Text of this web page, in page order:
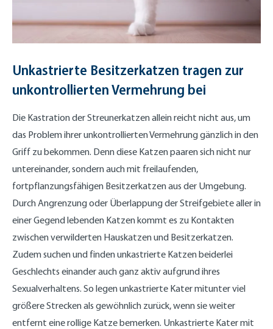
Unkastrierte Besitzerkatzen tragen zur
unkontrollierten Vermehrung bei
Die Kastration der Streunerkatzen allein reicht nicht aus, um
das Problem ihrer unkontrollierten Vermehrung gänzlich in den
Griff zu bekommen. Denn diese Katzen paaren sich nicht nur
untereinander, sondern auch mit freilaufenden,
fortpflanzungsfähigen Besitzerkatzen aus der Umgebung.
Durch Angrenzung oder Überlappung der Streifgebiete aller in
einer Gegend lebenden Katzen kommt es zu Kontakten
zwischen verwilderten Hauskatzen und Besitzerkatzen.
Zudem suchen und finden unkastrierte Katzen beiderlei
Geschlechts einander auch ganz aktiv aufgrund ihres
Sexualverhaltens. So legen unkastrierte Kater mitunter viel
größere Strecken als gewöhnlich zurück, wenn sie weiter
entfernt eine rollige Katze bemerken. Unkastrierte Kater mit